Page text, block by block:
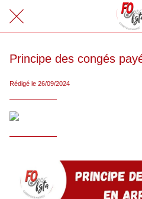
Principe des congés
Rédigé le 26/09/2024